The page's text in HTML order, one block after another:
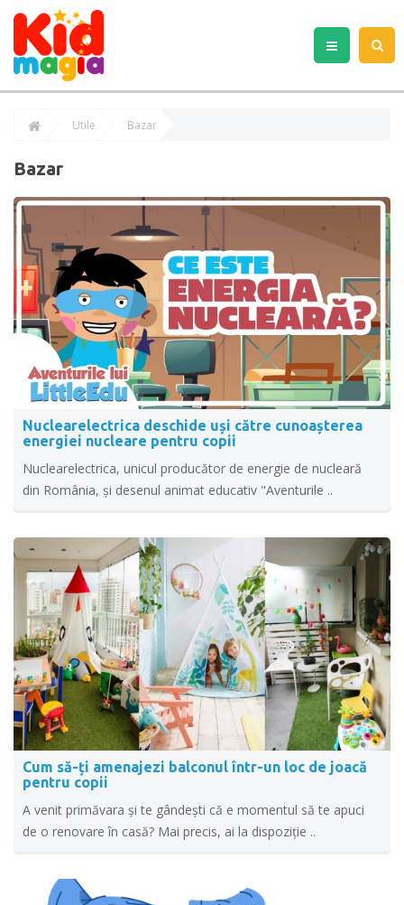
Utile Bazar
Bazar
Nuclearelectrica deschide uși către cunoașterea
energiei nucleare pentru copii
Nuclearelectrica, unicul producător de energie de nucleară
din România, și desenul animat educativ "Aventurile ..
Cum să-ți amenajezi balconul într-un loc de joacă
pentru copii
A venit primăvara și te gândești că e momentul să te apuci
de o renovare în casă? Mai precis, ai la dispoziție ..